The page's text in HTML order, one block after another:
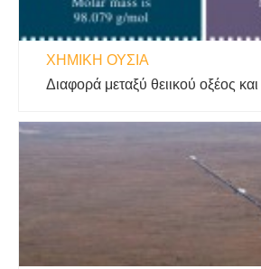
ΧΗΜΙΚΉ ΟΥΣΊΑ
Διαφορά μεταξύ θειικού οξέος και